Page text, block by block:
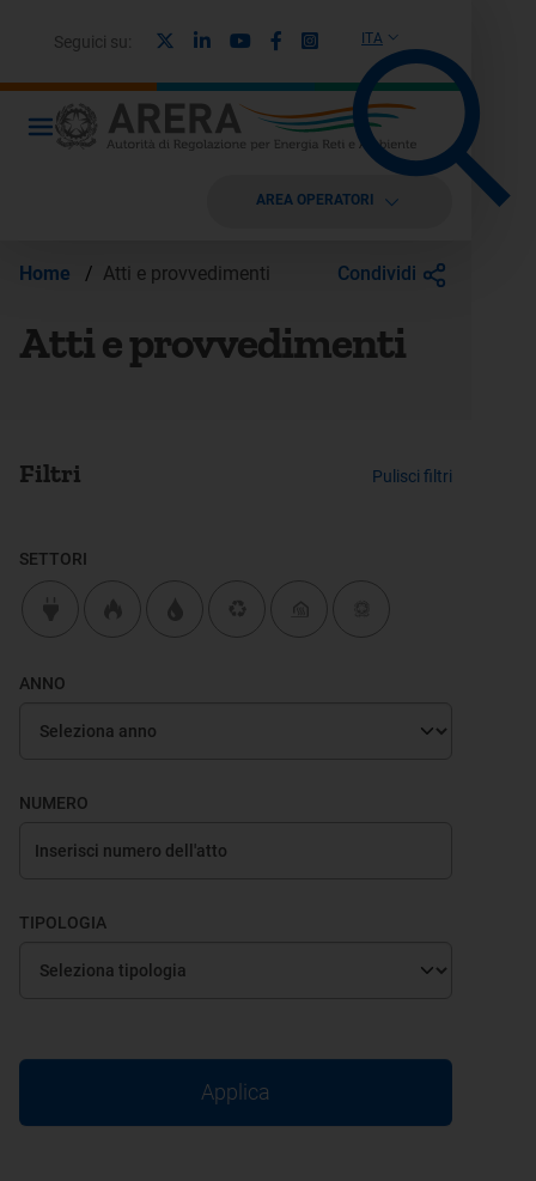
ITA
Seguici su: LinkedinYoutubeFacebook
Instagram
AREA OPERATORI
Home / Atti e provvedimenti Condividi
Atti e provvedimenti
Filtri Pulisci filtri
SETTORI
ANNO
NUMERO
TIPOLOGIA
Applica